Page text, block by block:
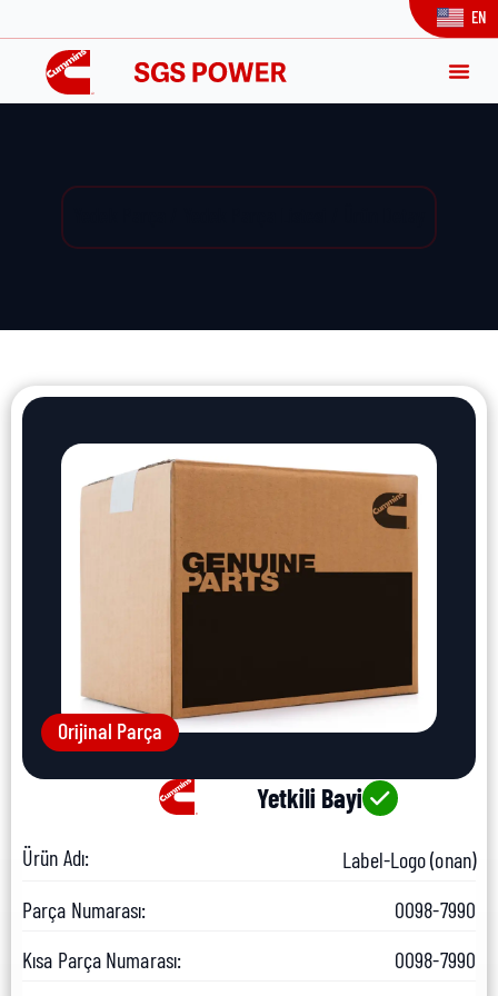
EN
Orijinal Parça
Yetkili Bayi
Ürün Adı:
Label-Logo (onan)
Parça Numarası:
0098-7990
Kısa Parça Numarası:
0098-7990